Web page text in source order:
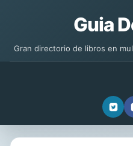
Guia
Gran directorio de libros en